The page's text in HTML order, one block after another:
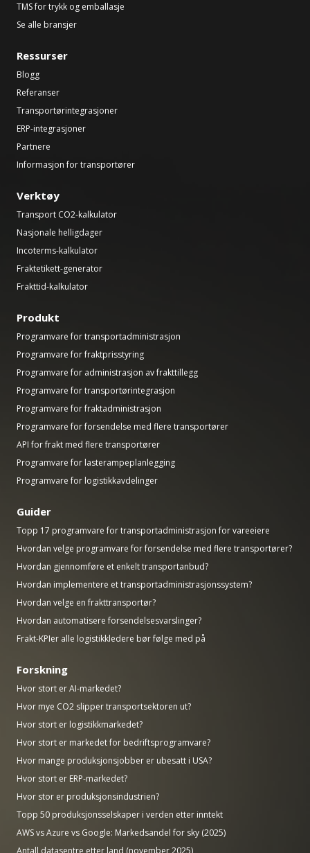
TMS for trykk og emballasje
Se alle bransjer
Ressurser
Blogg
Referanser
Transportørintegrasjoner
ERP-integrasjoner
Partnere
Informasjon for transportører
Verktøy
Transport CO2-kalkulator
Nasjonale helligdager
Incoterms-kalkulator
Fraktetikett-generator
Frakttid-kalkulator
Produkt
Programvare for transportadministrasjon
Programvare for fraktprisstyring
Programvare for administrasjon av frakttillegg
Programvare for transportørintegrasjon
Programvare for fraktadministrasjon
Programvare for forsendelse med flere transportører
API for frakt med flere transportører
Programvare for lasterampeplanlegging
Programvare for logistikkavdelinger
Guider
Topp 17 programvare for transportadministrasjon for vareeiere
Hvordan velge programvare for forsendelse med flere transportører?
Hvordan gjennomføre et enkelt transportanbud?
Hvordan implementere et transportadministrasjonssystem?
Hvordan velge en frakttransportør?
Hvordan automatisere forsendelsesvarslinger?
Frakt-KPIer alle logistikkledere bør følge med på
Forskning
Hvor stort er AI-markedet?
Hvor mye CO2 slipper transportsektoren ut?
Hvor stort er logistikkmarkedet?
Hvor stort er markedet for bedriftsprogramvare?
Hvor mange produksjonsjobber er ubesatt i USA?
Hvor stort er ERP-markedet?
Hvor stor er produksjonsindustrien?
Topp 50 produksjonsselskaper i verden etter inntekt
AWS vs Azure vs Google: Markedsandel for sky (2025)
Antall datasentre etter land (november 2025)